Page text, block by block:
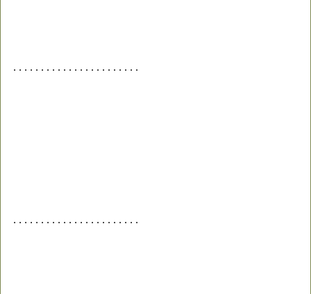
. . . . . . . . . . . . . . . . . . . . . . .
. . . . . . . . . . . . . . . . . . . . . . .